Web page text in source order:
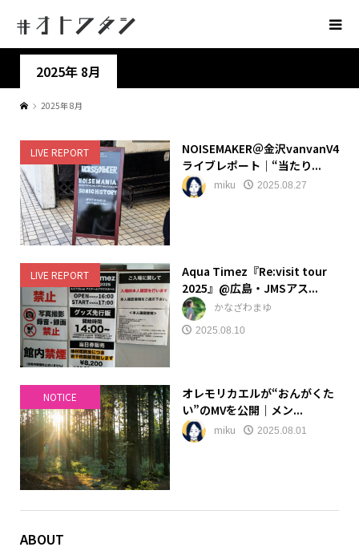
2025年 8月
2025年 8月
LIVE REPORT
NOISEMAKER＠金沢vanvanV4
ライブレポート｜“当たり...
miku 2025.08.27
LIVE REPORT
Aqua Timez『Re:visit tour
2025』@広島・JMSアス...
かなざわまゆ
2025.08.10
NOTICE
オレモリカエルが“おんがくた
い”のMVを公開｜メン...
miku 2025.08.01
ABOUT